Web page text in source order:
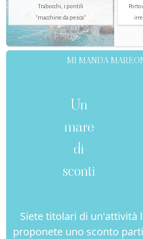
Trabocchi, i pontili
"macchine da pesca"
MI MANDA
Un
mare
di
sconti
Siete titolari di un'attività
proponete uno sconto